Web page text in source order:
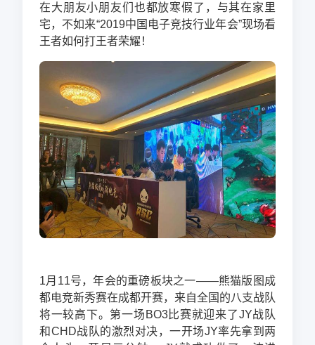
在大朋友小朋友们也都放寒假了，与其在家里
宅，不如来“2019中国电子竞技行业年会”现场看
王者如何打王者荣耀！
1月11号，年会的重磅板块之一——熊猫版图成
都电竞新秀赛在成都开赛，来自全国的八支战队
将一较高下。第一场BO3比赛就迎来了JY战队
和CHD战队的激烈对决，一开场JY率先拿到两